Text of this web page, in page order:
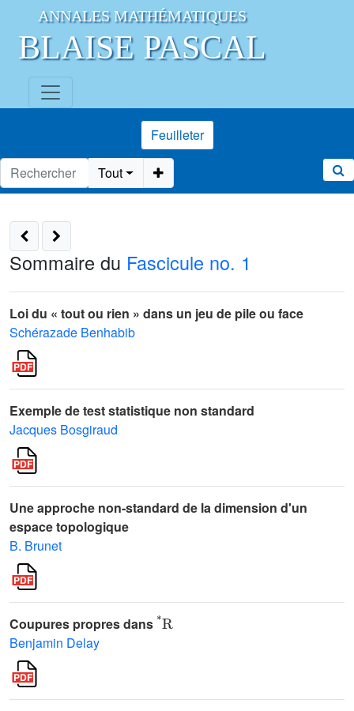
ANNALES MATHÉMATIQUES
BLAISE PASCAL
Feuilleter
Tout
Sommaire du Fascicule no. 1
Loi du « tout ou rien » dans un jeu de pile ou face
Schérazade Benhabib
Exemple de test statistique non standard
Jacques Bosgiraud
Une approche non-standard de la dimension d'un
espace topologique
B. Brunet
Coupures propres dans
*
Benjamin Delay